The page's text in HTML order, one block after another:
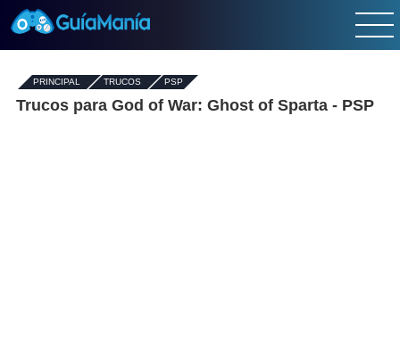
PRINCIPAL - TRUCOS- PSP
Trucos para God of War: Ghost of Sparta - PSP